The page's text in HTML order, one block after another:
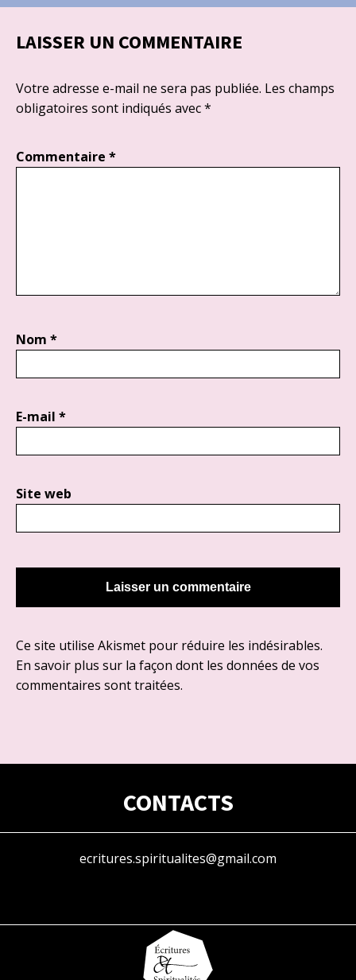
LAISSER UN COMMENTAIRE
Votre adresse e-mail ne sera pas publiée. Les champs
obligatoires sont indiqués avec*
Commentaire *
Nom *
E-mail *
Site web
Ce site utilise Akismet pour réduire les indésirables.
En savoir plus sur la façon dont les données de vos
commentaires sont traitées.
CONTACTS
ecritures.spiritualites@gmail.com